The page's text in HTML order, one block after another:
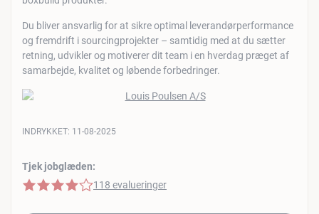
Du bliver ansvarlig for at sikre optimal leverandørperformance
og fremdrift i sourcingprojekter – samtidig med at du sætter
retning, udvikler og motiverer dit team i en hverdag præget af
samarbejde, kvalitet og løbende forbedringer.
Tjek jobglæden:
4 af 5 stjerner
118 evalueringer
INDRYKKET: 11-08-2025